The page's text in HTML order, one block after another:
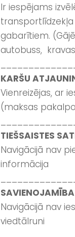
Ir iespējams
gabarītiem.
autobuss,
KARŠU
Vienreizējas, ar
(maksas
TIEŠSAISTES
Navigācijā nav
informācija
Navigācijā nav
viedtālruni